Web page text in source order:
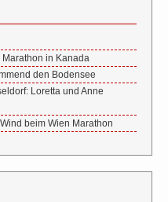
in Kanada
den Bodensee
Loretta und Anne
beim Wien Marathon